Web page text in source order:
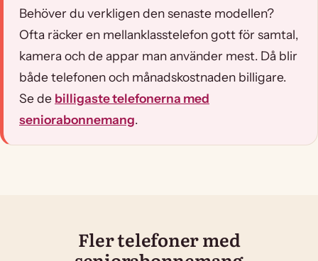
Behöver du verkligen den senaste modellen?
Ofta räcker en mellanklasstelefon gott för samtal,
kamera och de appar man använder mest. Då blir
både telefonen och månadskostnaden billigare.
Se de billigaste telefonerna med
seniorabonnemang.
Fler telefoner med